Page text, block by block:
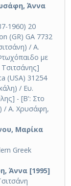
Άννα
1960) 20
(GR) GA 7732
/ Α.
με
(USA) 31254
/ Ευ.
- [Β': Στο
/ Α. Χρυσάφη,
Μαρίκα
Greek
Άννα [1995]